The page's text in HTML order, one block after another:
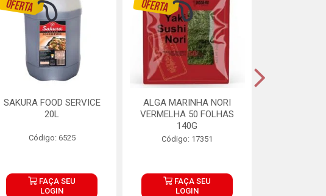
SAKURA FOOD SERVICE
20L
Código: 6525
FAÇA SEU
LOGIN
ALGA MARINHA NORI
VERMELHA 50 FOLHAS
140G
Código: 17351
FAÇA SEU
LOGIN